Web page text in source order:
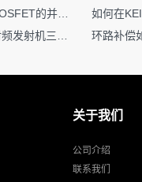
关于我们
公司介绍
联系我们